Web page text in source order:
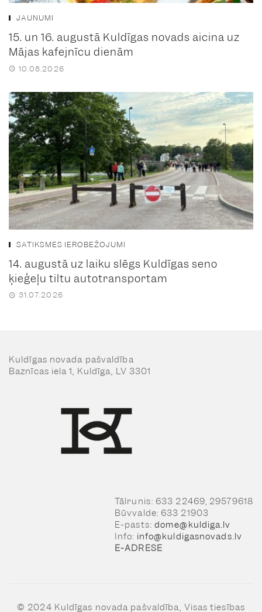
JAUNUMI
15. un 16. augustā Kuldīgas novads aicina uz
Mājas kafejnīcu dienām
10.08.2026
SATIKSMES IEROBEŽOJUMI
14. augustā uz laiku slēgs Kuldīgas seno
ķieģeļu tiltu autotransportam
31.07.2026
Kuldīgas novada pašvaldība
Baznīcas iela 1, Kuldīga, LV 3301
Tālrunis: 633 22469, 29579618
Būvvalde: 633 21903
E-pasts: dome@kuldiga.lv
Info: info@kuldigasnovads.lv
E-ADRESE
© 2024 Kuldīgas novada pašvaldība, Visas tiesības